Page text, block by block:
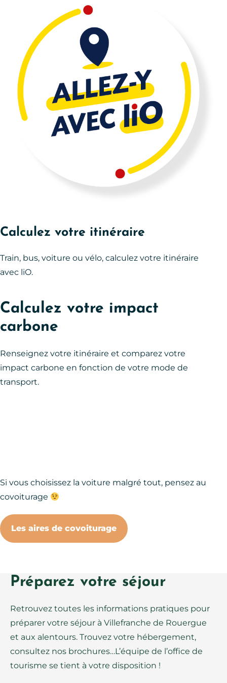
Calculez votre itinéraire
Train, bus, voiture ou vélo, calculez votre itinéraire
avec liO.
Calculez votre impact
carbone
Renseignez votre itinéraire et comparez votre
impact carbone en fonction de votre mode de
transport.
Si vous choisissez la voiture malgré tout, pensez au
covoiturage
Les aires de covoiturage
Préparez votre séjour
Retrouvez toutes les informations pratiques pour
préparer votre séjour à Villefranche de Rouergue
et aux alentours. Trouvez votre hébergement,
consultez nos brochures…L’équipe de l’office de
tourisme se tient à votre disposition !